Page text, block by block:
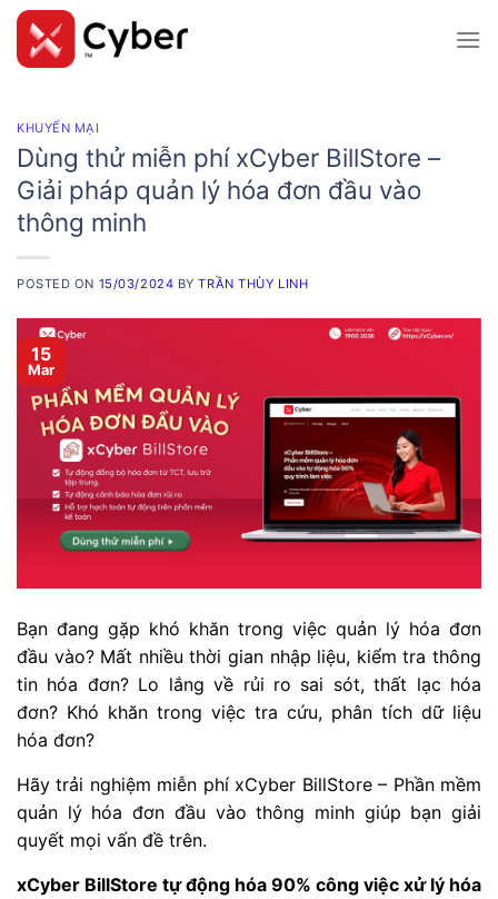
Skip
content
KHUYẾN MẠI
Dùng thử miễn phí xCyber BillStore –
Giải pháp quản lý hóa đơn đầu vào
thông minh
POSTED ON 15/03/2024 BYTRẦN THÙY LINH
15
Mar
Bạn đang gặp khó khăn trong việc quản lý hóa đơn
đầu vào? Mất nhiều thời gian nhập liệu, kiểm tra thông
tin hóa đơn? Lo lắng về rủi ro sai sót, thất lạc hóa
đơn? Khó khăn trong việc tra cứu, phân tích dữ liệu
hóa đơn?
Hãy trải nghiệm miễn phí xCyber BillStore – Phần mềm
quản lý hóa đơn đầu vào thông minh giúp bạn giải
quyết mọi vấn đề trên.
xCyber BillStore tự động hóa 90% công việc xử lý hóa